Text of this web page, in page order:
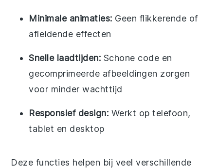
Minimale animaties: Geen flikkerende of
afleidende effecten
Snelle laadtijden: Schone code en
gecomprimeerde afbeeldingen zorgen
voor minder wachttijd
Responsief design: Werkt op telefoon,
tablet en desktop
Deze functies helpen bij veel verschillende